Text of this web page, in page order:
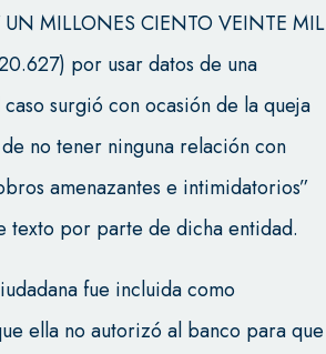
MILLONES CIENTO VEINTE MIL
por usar datos de una
surgió con ocasión de la queja
no tener ninguna relación con
amenazantes e intimidatorios”
texto por parte de dicha entidad.
fue incluida como
ella no autorizó al banco para que